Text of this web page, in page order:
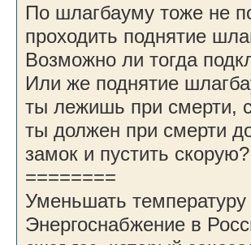
По шлагбауму тоже не
проходить поднятие
Возможно ли тогда
Или же поднятие
ты лежишь при смерти,
ты должен при смерти
замок и пустить скорую?
========
Уменьшать
Энергоснабжение в